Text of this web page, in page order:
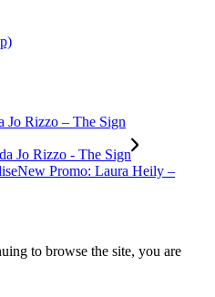
Rizzo – The Sign
New Promo: Laura Heily –
to browse the site, you are